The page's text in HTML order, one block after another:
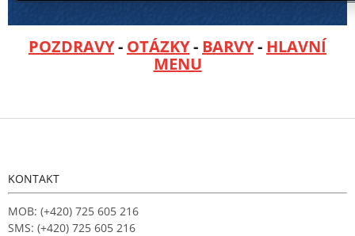
POZDRAVY- OTÁZKY- BARVY- HLAVNÍ
MENU
Z
KONTAKT
MOB: (+420) 725 605 216
SMS: (+420) 725 605 216